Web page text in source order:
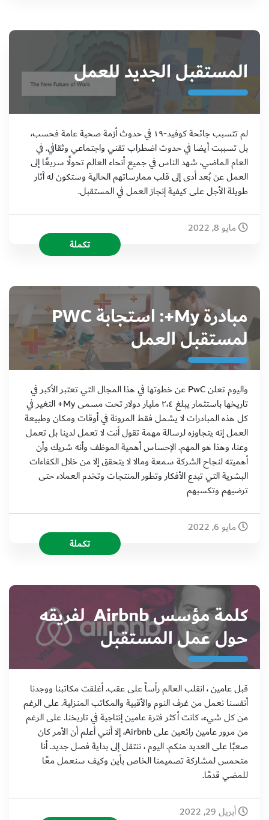
المستقبل الجديد للعمل
لم تتسبب جائحة كوفيد-١٩ في حدوث أزمة صحية عامة فحسب،
بل تسببت أيضا في حدوث اضطراب تقني واجتماعي وثقافي. في
العام الماضي، شهد الناس في جميع أنحاء العالم تحولًا سريعًا إلى
العمل عن بُعد أدى إلى قلب ممارساتهم الحالية وستكون له آثار
طويلة الأجل على كيفية إنجاز العمل في المستقبل.
مايو 8, 2022
تكملة
مبادرة My+: استجابة PWC
لمستقبل العمل
واليوم تعلن PwC عن خطوتها في هذا المجال التي تعتبر الأكبر في
تاريخها باستثمار يبلغ ٢،٤ مليار دولار تحت مسمى My+ التغير في
كل هذه المبادرات لا يشمل فقط المرونة في أوقات ومكان وطبيعة
العمل إنه يتجاوزه لرسالة مهمة تقول أنت لا تعمل لدينا بل تعمل
وعنا، وهذا هو المهم. الإحساس أهمية الموظف وأنه شريك وأن
أهميته لنجاح الشركة سمعة ومالا لا يتحقق إلا من خلال الكفاءات
البشرية التي تبدع الأفكار وتطور المنتجات وتخدم العملاء حتى
ترضيهم وتكسبهم
مايو 6, 2022
تكملة
كلمة مؤسس Airbnb لفريقه
حول عمل المستقبل
قبل عامين ، انقلب العالم رأساً على عقب. أغلقت مكاتبنا ووجدنا
أنفسنا نعمل من غرف النوم والأقبية والمكاتب المنزلية. على الرغم
من كل شيء، كانت أكثر فترة عامين إنتاجية في تاريخنا. على الرغم
من مرور عامين رائعين على Airbnb، إلا أنني أعلم أن الأمر كان
صعبًا على العديد منكم. اليوم ، ننتقل إلى بداية فصل جديد. أنا
متحمس لمشاركة تصميمنا الخاص بأين وكيف سنعمل معًا
للمضي قدمًا.
أبريل 29, 2022